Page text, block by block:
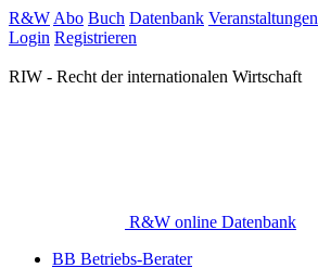
R&W Abo Buch Datenbank Veranstaltungen
Login Registrieren
RIW - Recht der internationalen Wirtschaft
R&W online Datenbank
BB Betriebs-Berater